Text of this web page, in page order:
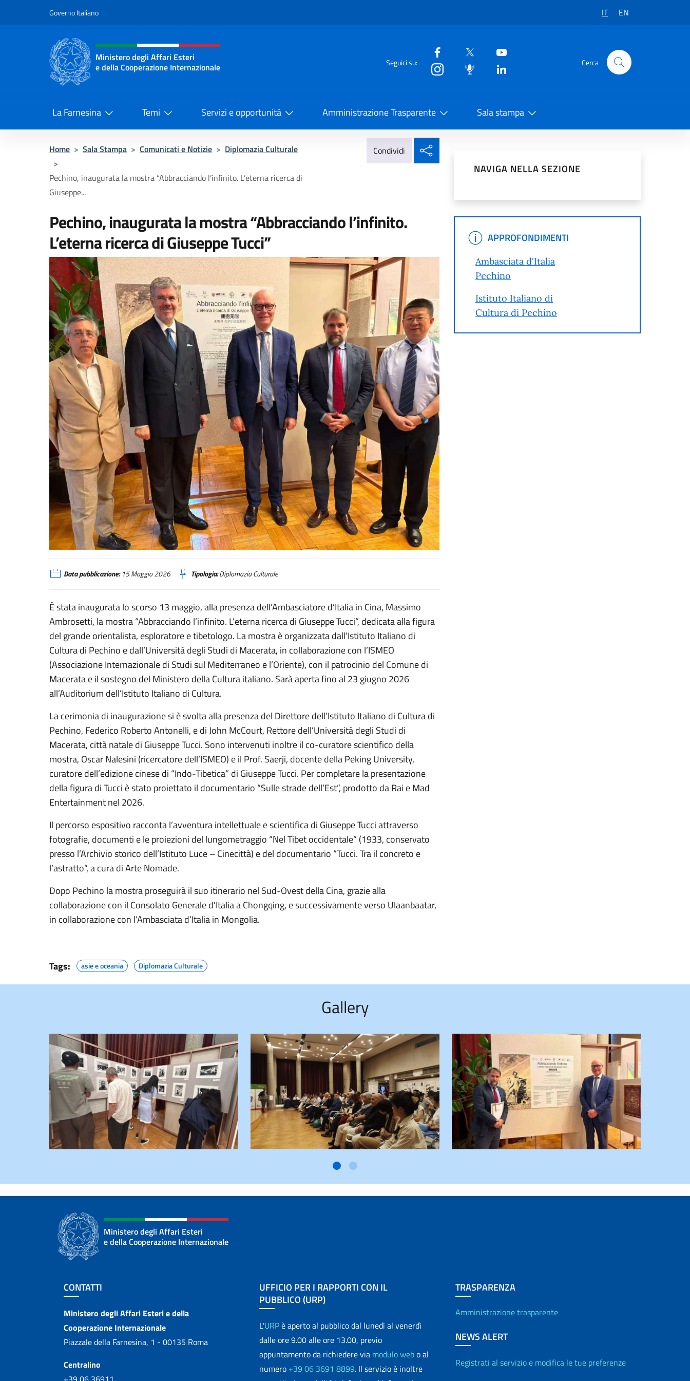
Governo Italiano IT EN
Intestazione sito, social e menù
Ministero degli Affari Esteri
e della Cooperazione Internazionale
Seguici su: Cerca
La Farnesina Temi Servizi e opportunità Amministrazione Trasparente Sala stampa
Home > Sala Stampa > Comunicati e Notizie > Diplomazia Culturale
>
Pechino, inaugurata la mostra “Abbracciando l’infinito. L’eterna ricerca di
Giuseppe...
Condividi
Pechino, inaugurata la mostra “Abbracciando l’infinito.
L’eterna ricerca di Giuseppe Tucci”
Pechino, inaugurata la mostra “Abbracciando l’infinito. L’eterna ricerca di Giuseppe Tucci”
Data pubblicazione:15 Maggio 2026 Tipologia:Diplomazia Culturale
È stata inaugurata lo scorso 13 maggio, alla presenza dell’Ambasciatore d’Italia in Cina, Massimo
Ambrosetti, la mostra “Abbracciando l’infinito. L’eterna ricerca di Giuseppe Tucci”, dedicata alla figura
del grande orientalista, esploratore e tibetologo. La mostra è organizzata dall’Istituto Italiano di
Cultura di Pechino e dall’Università degli Studi di Macerata, in collaborazione con l’ISMEO
(Associazione Internazionale di Studi sul Mediterraneo e l’Oriente), con il patrocinio del Comune di
Macerata e il sostegno del Ministero della Cultura italiano. Sarà aperta fino al 23 giugno 2026
all’Auditorium dell’Istituto Italiano di Cultura.
La cerimonia di inaugurazione si è svolta alla presenza del Direttore dell’Istituto Italiano di Cultura di
Pechino, Federico Roberto Antonelli, e di John McCourt, Rettore dell’Università degli Studi di
Macerata, città natale di Giuseppe Tucci. Sono intervenuti inoltre il co-curatore scientifico della
mostra, Oscar Nalesini (ricercatore dell’ISMEO) e il Prof. Saerji, docente della Peking University,
curatore dell’edizione cinese di “Indo-Tibetica” di Giuseppe Tucci. Per completare la presentazione
della figura di Tucci è stato proiettato il documentario “Sulle strade dell’Est”, prodotto da Rai e Mad
Entertainment nel 2026.
Il percorso espositivo racconta l’avventura intellettuale e scientifica di Giuseppe Tucci attraverso
fotografie, documenti e le proiezioni del lungometraggio “Nel Tibet occidentale” (1933, conservato
presso l’Archivio storico dell’Istituto Luce – Cinecittà) e del documentario “Tucci. Tra il concreto e
l’astratto”, a cura di Arte Nomade.
Dopo Pechino la mostra proseguirà il suo itinerario nel Sud-Ovest della Cina, grazie alla
collaborazione con il Consolato Generale d’Italia a Chongqing, e successivamente verso Ulaanbaatar,
in collaborazione con l’Ambasciata d’Italia in Mongolia.
Tags: asie e oceania Diplomazia Culturale
NAVIGA NELLA SEZIONE
APPROFONDIMENTI
APPROFONDIMENTI
Ambasciata d'Italia
Pechino
Istituto Italiano di
Cultura di Pechino
Gallery
Ministero degli Affari Esteri
e della Cooperazione Internazionale
Sezione footer
CONTATTI
Contatti
Ministero degli Affari Esteri e della
Cooperazione Internazionale
Piazzale della Farnesina, 1 - 00135 Roma
Centralino
UFFICIO PER I RAPPORTI CON IL
PUBBLICO (URP)
L'URPè aperto al pubblico dal lunedì al venerdì
dalle ore 9.00 alle ore 13.00, previo
appuntamento da richiedere via modulo webo al
numero +39 06 3691 8899. Il servizio è inoltre
TRASPARENZA
Amministrazione trasparente
NEWS ALERT
Registrati al servizio e modifica le tue preferenze